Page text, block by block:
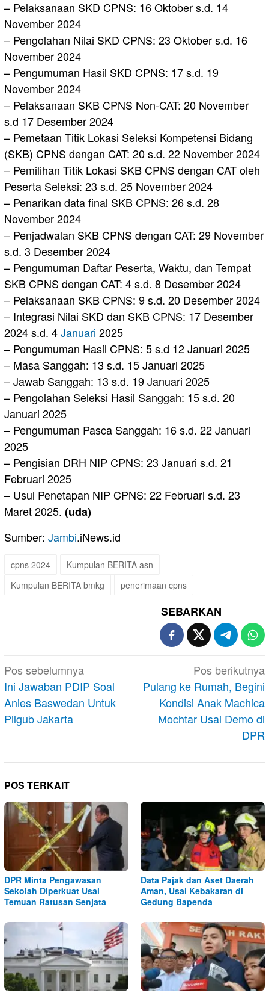
– Pelaksanaan SKD CPNS: 16 Oktober s.d. 14
November 2024
– Pengolahan Nilai SKD CPNS: 23 Oktober s.d. 16
November 2024
– Pengumuman Hasil SKD CPNS: 17 s.d. 19
November 2024
– Pelaksanaan SKB CPNS Non-CAT: 20 November
s.d 17 Desember 2024
– Pemetaan Titik Lokasi Seleksi Kompetensi Bidang
(SKB) CPNS dengan CAT: 20 s.d. 22 November 2024
– Pemilihan Titik Lokasi SKB CPNS dengan CAT oleh
Peserta Seleksi: 23 s.d. 25 November 2024
– Penarikan data final SKB CPNS: 26 s.d. 28
November 2024
– Penjadwalan SKB CPNS dengan CAT: 29 November
s.d. 3 Desember 2024
– Pengumuman Daftar Peserta, Waktu, dan Tempat
SKB CPNS dengan CAT: 4 s.d. 8 Desember 2024
– Pelaksanaan SKB CPNS: 9 s.d. 20 Desember 2024
– Integrasi Nilai SKD dan SKB CPNS: 17 Desember
2024 s.d. 4Januari 2025
– Pengumuman Hasil CPNS: 5 s.d 12 Januari 2025
– Masa Sanggah: 13 s.d. 15 Januari 2025
– Jawab Sanggah: 13 s.d. 19 Januari 2025
– Pengolahan Seleksi Hasil Sanggah: 15 s.d. 20
Januari 2025
– Pengumuman Pasca Sanggah: 16 s.d. 22 Januari
2025
– Pengisian DRH NIP CPNS: 23 Januari s.d. 21
Februari 2025
– Usul Penetapan NIP CPNS: 22 Februari s.d. 23
Maret 2025. (uda)
Sumber: Jambi.iNews.id
cpns 2024
Kumpulan BERITA asn
Kumpulan BERITA bmkg
penerimaan cpns
SEBARKAN
Navigasi
pos
Pos sebelumnya
Ini Jawaban PDIP Soal
Anies Baswedan Untuk
Pilgub Jakarta
Pos berikutnya
Pulang ke Rumah, Begini
Kondisi Anak Machica
Mochtar Usai Demo di
DPR
POS TERKAIT
DPR Minta Pengawasan
Sekolah Diperkuat Usai
Temuan Ratusan Senjata
Data Pajak dan Aset Daerah
Aman, Usai Kebakaran di
Gedung Bapenda